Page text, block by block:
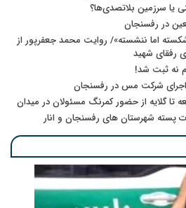
یا سرزمین بلاتصدی‌ها؟
در رفسنجان
اما ننشسته»/ روایت محمد جعفرپور از
نه ثبت شد!
اجرای شرکت مس در رفسنجان
تا گلایه از حضور کمرنگ مسئولان در میدان
پسته شهرستان های رفسنجان و انار